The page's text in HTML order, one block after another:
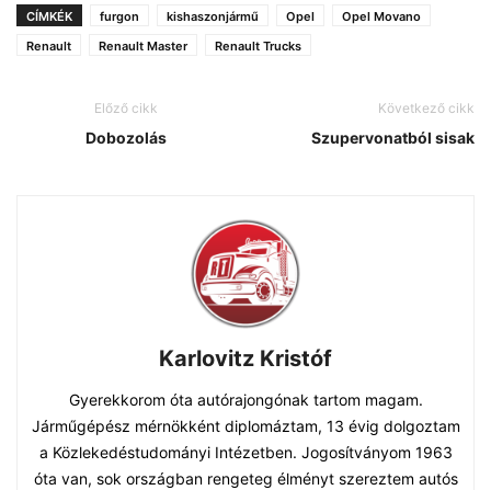
CÍMKÉK furgon kishaszonjármű Opel
Opel Movano
Renault
Renault Master Renault Trucks
Előző cikk
Dobozolás
Következő cikk
Szupervonatból sisak
Karlovitz Kristóf
Gyerekkorom óta autórajongónak tartom magam.
Járműgépész mérnökként diplomáztam, 13 évig dolgoztam
a Közlekedéstudományi Intézetben. Jogosítványom 1963
óta van, sok országban rengeteg élményt szereztem autós